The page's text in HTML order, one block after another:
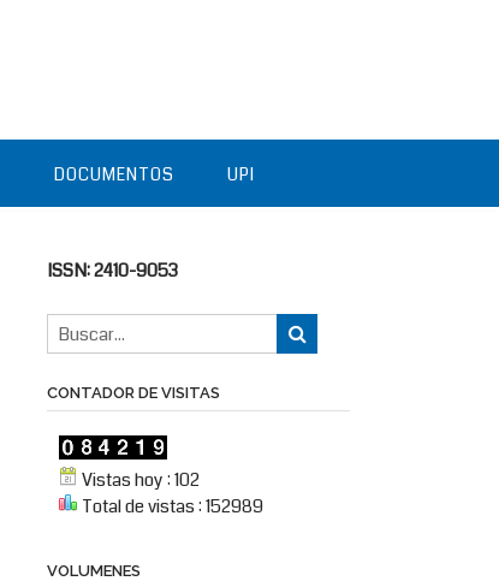
DOCUMENTOS UPI
ISSN: 2410-9053
CONTADOR DE VISITAS
Vistas hoy : 102
Total de vistas : 152989
VOLUMENES